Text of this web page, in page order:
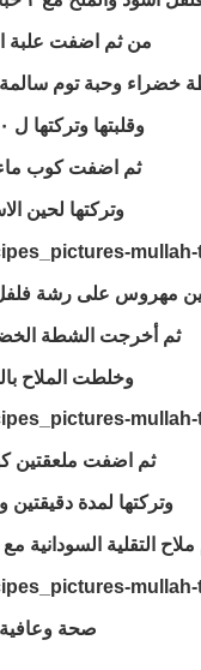
من ثم اضفت علبة
خضراء وحبة توم
وقلبتها وتركتها ل ١٠ دقائق
ثم اضفت كوب
وتركتها لحين
مهروس على رشة
ثم أخرجت الشطة
وخلطت الملاح
ثم اضفت ملعقتين
وتركتها لمدة دقيقتين
ملاح التقلية السودانية
صحة